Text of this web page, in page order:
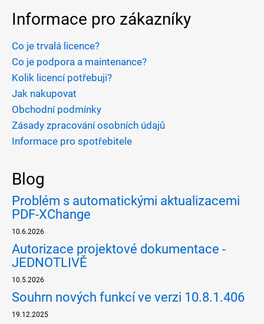
Informace pro zákazníky
Co je trvalá licence?
Co je podpora a maintenance?
Kolik licencí potřebuji?
Jak nakupovat
Obchodní podmínky
Zásady zpracování osobních údajů
Informace pro spotřebitele
Blog
Problém s automatickými aktualizacemi
PDF-XChange
10.6.2026
Autorizace projektové dokumentace -
JEDNOTLIVĚ
10.5.2026
Souhrn nových funkcí ve verzi 10.8.1.406
19.12.2025